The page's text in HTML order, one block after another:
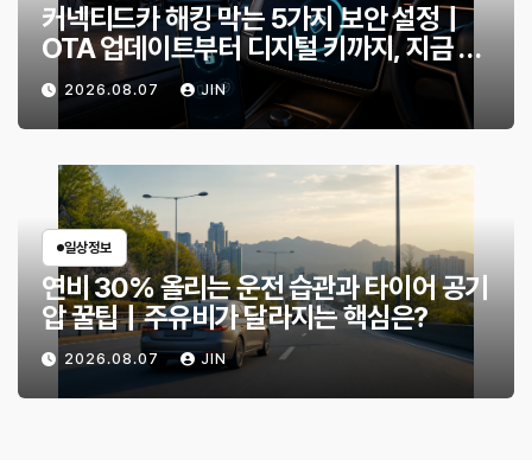
커넥티드카 해킹 막는 5가지 보안 설정｜
OTA 업데이트부터 디지털 키까지, 지금 확
인할 것은?
2026.08.07 JIN
일상정보
연비 30% 올리는 운전 습관과 타이어 공기
압 꿀팁｜주유비가 달라지는 핵심은?
2026.08.07 JIN